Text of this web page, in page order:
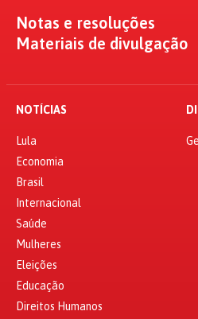
Notas e resoluções
Materiais de divulgação
NOTÍCIAS
Lula
Economia
Brasil
Internacional
Saúde
Mulheres
Eleições
Educação
Direitos Humanos